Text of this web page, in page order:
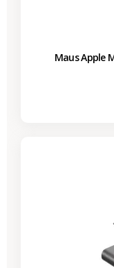
Maus Apple